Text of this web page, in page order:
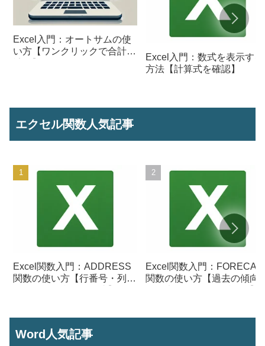
Excel入門：オートサムの使
い方【ワンクリックで合計を
Excel入門：数式を表示する
方法【計算式を確認】
エクセル関数人気記事
Excel関数入門：ADDRESS
関数の使い方【行番号・列番
Excel関数入門：
関数の使い方【過去の傾向
Word人気記事